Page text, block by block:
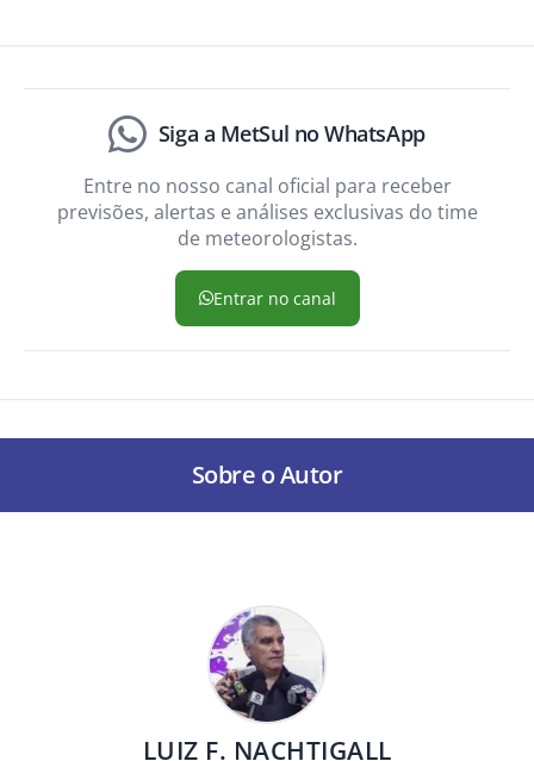
Siga a MetSul no WhatsApp
Entre no nosso canal oficial para receber
previsões, alertas e análises exclusivas do time
de meteorologistas.
Entrar no canal
Sobre o Autor
LUIZ F. NACHTIGALL